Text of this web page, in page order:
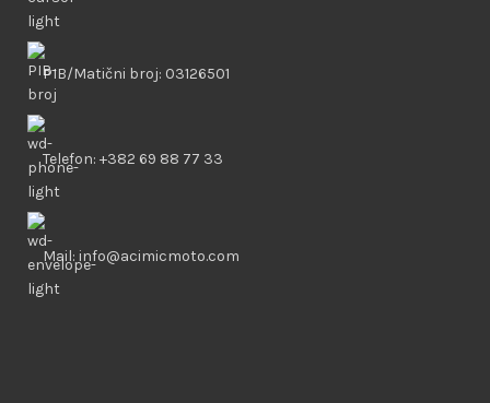
PIB/Matični broj: 03126501
Telefon: +382 69 88 77 33
Mail: info@acimicmoto.com